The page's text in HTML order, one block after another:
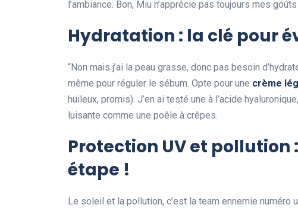
l’ambiance. Bon, Miu n’apprécie pas toujours mes
Hydratation : la clé pour
“Non mais j’ai la peau grasse, donc pas besoin
même pour réguler le sébum. Opte pour une crème
huileux, promis). J’en ai testé une à l’acide
luisante comme une poêle à crêpes.
Protection UV et pollution
étape !
Le soleil et la pollution, c’est la team ennemie numéro